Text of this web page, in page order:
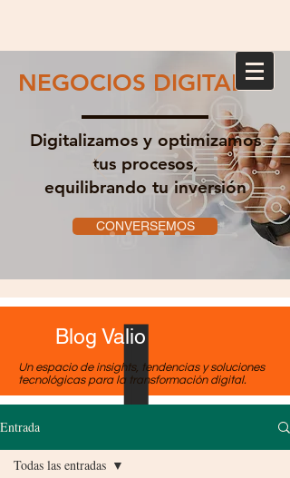
NEGOCIOS DIGITALES
Digitalizamos y optimizamos
tus procesos,
equilibrando tu inversión
CONVERSEMOS
Blog Valio
Un espacio de insights, tendencias y soluciones
tecnológicas para la transformación digital.
Entrada
Todas las entradas